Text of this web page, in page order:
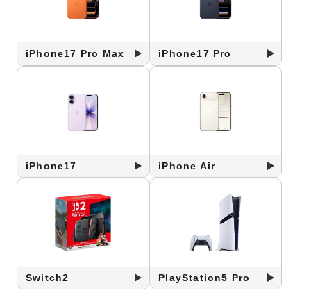
iPhone17 Pro Max iPhone17 Pro
iPhone17 iPhone Air
Switch2 PlayStation5 Pro